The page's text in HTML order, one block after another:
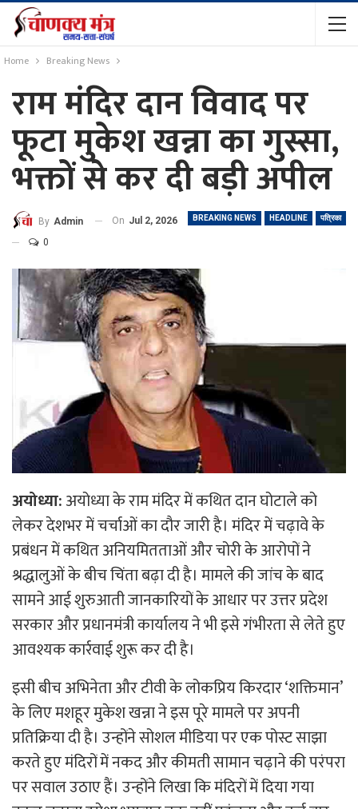
Home Breaking News
राम मंदिर दान विवाद पर
फूटा मुकेश खन्ना का गुस्सा,
भक्तों से कर दी बड़ी अपील
BREAKING NEWS HEADLINE पत्रिका
By Admin On Jul 2, 2026
0
अयोध्या:अयोध्या के राम मंदिर में कथित दान घोटाले को
लेकर देशभर में चर्चाओं का दौर जारी है। मंदिर में चढ़ावे के
प्रबंधन में कथित अनियमितताओं और चोरी के आरोपों ने
श्रद्धालुओं के बीच चिंता बढ़ा दी है। मामले की जांच के बाद
सामने आई शुरुआती जानकारियों के आधार पर उत्तर प्रदेश
सरकार और प्रधानमंत्री कार्यालय ने भी इसे गंभीरता से लेते हुए
आवश्यक कार्रवाई शुरू कर दी है।
इसी बीच अभिनेता और टीवी के लोकप्रिय किरदार ‘शक्तिमान’
के लिए मशहूर मुकेश खन्ना ने इस पूरे मामले पर अपनी
प्रतिक्रिया दी है। उन्होंने सोशल मीडिया पर एक पोस्ट साझा
करते हुए मंदिरों में नकद और कीमती सामान चढ़ाने की परंपरा
पर सवाल उठाए हैं। उन्होंने लिखा कि मंदिरों में दिया गया